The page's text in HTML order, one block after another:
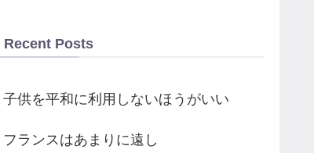
Recent Posts
子供を平和に利用しないほうがいい
フランスはあまりに遠し